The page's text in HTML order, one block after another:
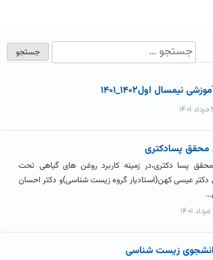
نیمسال اول۱۴۰۲_۱۴۰۱
پسادکتری
پسا دکتری،در زمینه کاربرد روغن های گیاهی تحت
دکتر عیسی کهن(استادیار گروه زیست شناسی)و دکتر احسان
زیست شناسی